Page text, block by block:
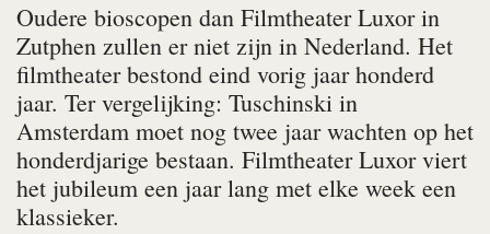
Oudere bioscopen dan Filmtheater Luxor in
Zutphen zullen er niet zijn in Nederland. Het
filmtheater bestond eind vorig jaar honderd
jaar. Ter vergelijking: Tuschinski in
Amsterdam moet nog twee jaar wachten op het
honderdjarige bestaan. Filmtheater Luxor viert
het jubileum een jaar lang met elke week een
klassieker.